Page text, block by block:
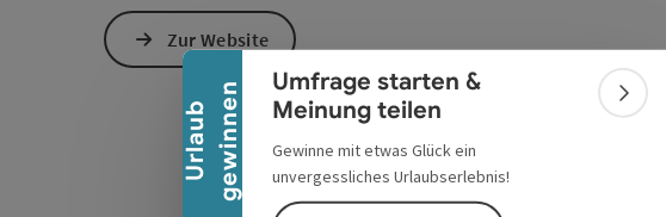
U
r
l
a
u
b
g
e
w
i
n
n
en
Umfrage starten &
Meinung teilen
Gewinne mit etwas Glück ein
unvergessliches Urlaubserlebnis!
Zur Website